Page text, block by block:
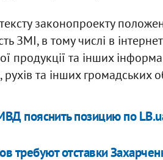
законопроекту
ЗМІ, в тому числі в
та інших
рухів та інших громадських
пояснить позицию по
требуют отставки